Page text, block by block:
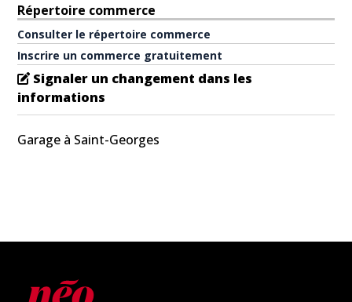
Répertoire commerce
Consulter le répertoire commerce
Inscrire un commerce gratuitement
Signaler un changement dans les
informations
Garage à Saint-Georges